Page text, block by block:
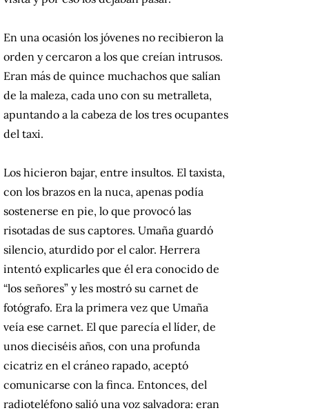
En una ocasión los jóvenes no recibieron la
orden y cercaron a los que creían intrusos.
Eran más de quince muchachos que salían
de la maleza, cada uno con su metralleta,
apuntando a la cabeza de los tres ocupantes
del taxi.
Los hicieron bajar, entre insultos. El taxista,
con los brazos en la nuca, apenas podía
sostenerse en pie, lo que provocó las
risotadas de sus captores. Umaña guardó
silencio, aturdido por el calor. Herrera
intentó explicarles que él era conocido de
“los señores” y les mostró su carnet de
fotógrafo. Era la primera vez que Umaña
veía ese carnet. El que parecía el líder, de
unos dieciséis años, con una profunda
cicatriz en el cráneo rapado, aceptó
comunicarse con la finca. Entonces, del
radioteléfono salió una voz salvadora: eran